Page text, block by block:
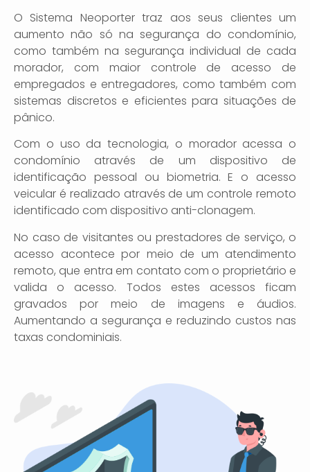
O Sistema Neoporter traz aos seus clientes um
aumento não só na segurança do condomínio,
como também na segurança individual de cada
morador, com maior controle de acesso de
empregados e entregadores, como também com
sistemas discretos e eficientes para situações de
pânico.
Com o uso da tecnologia, o morador acessa o
condomínio através de um dispositivo de
identificação pessoal ou biometria. E o acesso
veicular é realizado através de um controle remoto
identificado com dispositivo anti-clonagem.
No caso de visitantes ou prestadores de serviço, o
acesso acontece por meio de um atendimento
remoto, que entra em contato com o proprietário e
valida o acesso. Todos estes acessos ficam
gravados por meio de imagens e áudios.
Aumentando a segurança e reduzindo custos nas
taxas condominiais.